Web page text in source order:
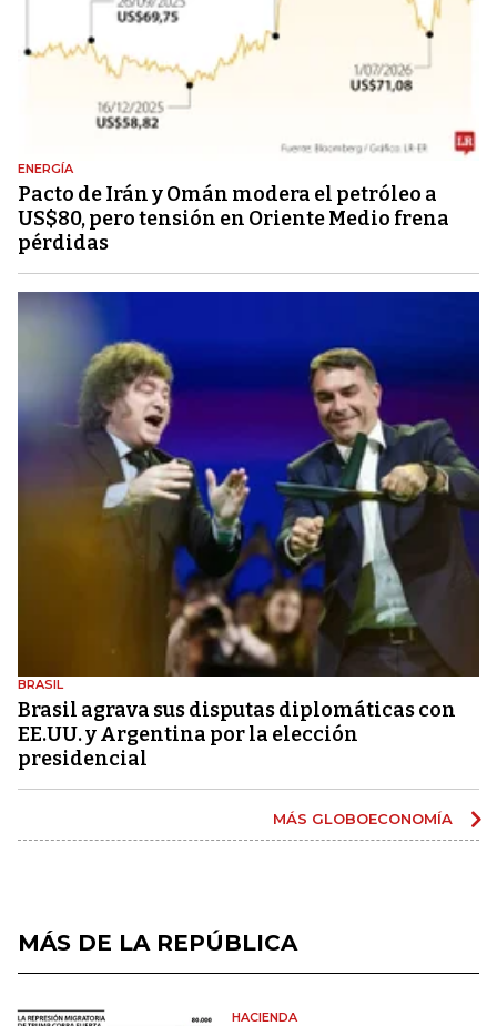
ENERGÍA
Pacto de Irán y Omán modera el petróleo a
US$80, pero tensión en Oriente Medio frena
pérdidas
BRASIL
Brasil agrava sus disputas diplomáticas con
EE.UU. y Argentina por la elección
presidencial
MÁS GLOBOECONOMÍA
MÁS DE LA REPÚBLICA
HACIENDA